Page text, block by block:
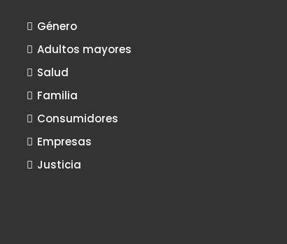
Género
Adultos mayores
Salud
Familia
Consumidores
Empresas
Justicia